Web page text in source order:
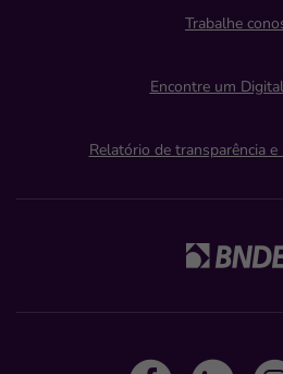
Trabalhe
Encontre um
Relatório de transparência